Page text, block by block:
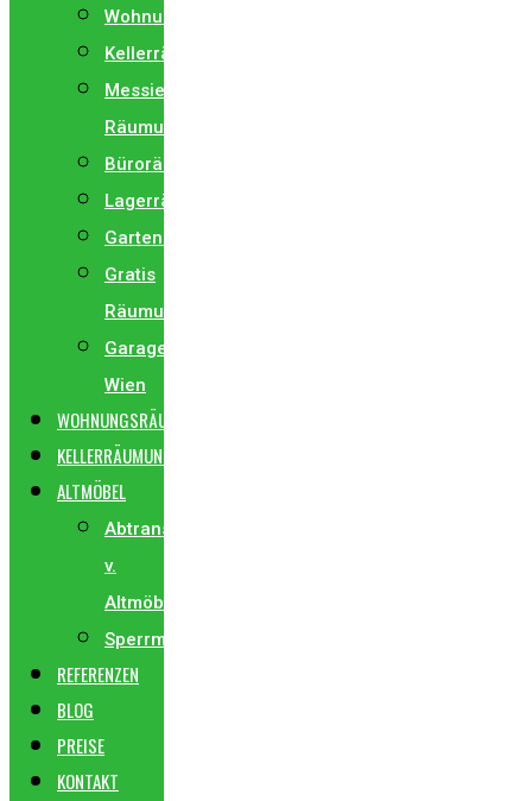
Wohnungsräumung
Kellerräumung
Messie
Räumung
Büroräumung
Lagerräumung
Gartenräumung
Gratis
Räumungen
Garagenräumung
Wien
WOHNUNGSRÄUMUNG
KELLERRÄUMUNG
ALTMÖBEL
Abtransport
v.
Altmöbel
Sperrmüllabholung
REFERENZEN
BLOG
PREISE
KONTAKT